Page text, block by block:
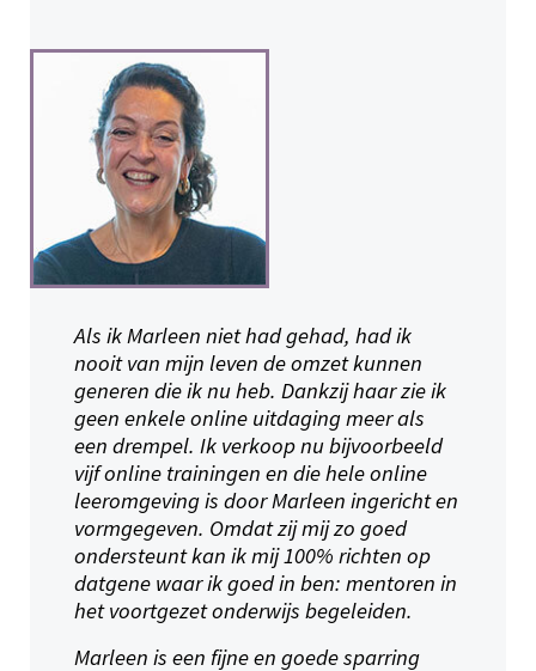
Als ik Marleen niet had gehad, had ik
nooit van mijn leven de omzet kunnen
generen die ik nu heb. Dankzij haar zie ik
geen enkele online uitdaging meer als
een drempel. Ik verkoop nu bijvoorbeeld
vijf online trainingen en die hele online
leeromgeving is door Marleen ingericht en
vormgegeven. Omdat zij mij zo goed
ondersteunt kan ik mij 100% richten op
datgene waar ik goed in ben: mentoren in
het voortgezet onderwijs begeleiden.
Marleen is een fijne en goede sparring